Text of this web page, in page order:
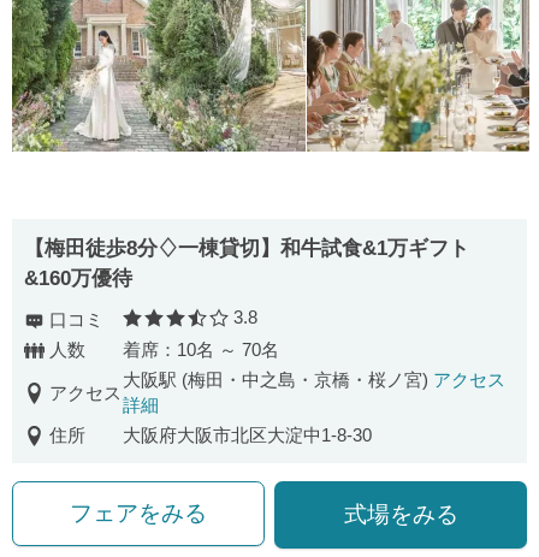
【梅田徒歩8分♢一棟貸切】和牛試食&1万ギフト
&160万優待
口コミ 口コミ評価
3.8
人数
着席：10名 ～ 70名
アクセス
大阪駅 (梅田・中之島・京橋・桜ノ宮) アクセス
詳細
住所
大阪府大阪市北区大淀中1-8-30
フェアをみる 式場をみる